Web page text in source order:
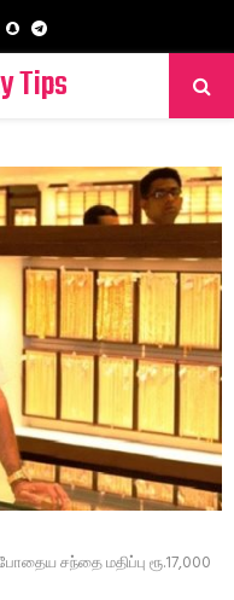
SnapchatTelegram
Tips
சந்தை மதிப்பு ரூ.17,000